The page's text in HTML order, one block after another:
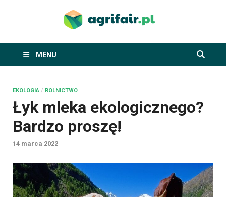
MENU
EKOLOGIA / ROLNICTWO
Łyk mleka ekologicznego?
Bardzo proszę!
14 marca 2022